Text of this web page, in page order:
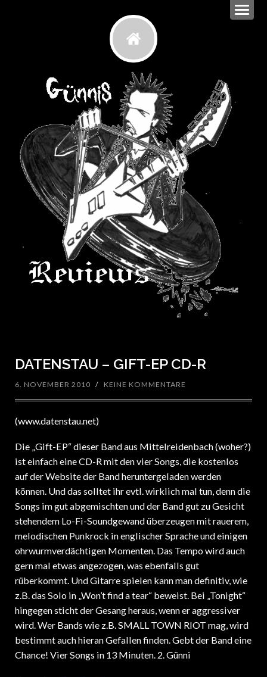
DATENSTAU – GIFT-EP CD-R
6. NOVEMBER 2010 / KEINE KOMMENTARE
(www.datenstau.net)
Die „Gift-EP“ dieser Band aus Mittelreidenbach (woher?)
ist einfach eine CD-R mit den vier Songs, die kostenlos
auf der Website der Band heruntergeladen werden
können. Und das solltet ihr evtl. wirklich mal tun, denn die
Songs im gut abgemischten und der Band gut zu Gesicht
stehendem Lo-Fi-Soundgewand überzeugen mit rauerem,
melodischen Punkrock in englischer Sprache und einigen
ohrwurmverdächtigen Momenten. Das Tempo wird auch
gern mal etwas angezogen, was ebenfalls gut
rüberkommt. Und Gitarre spielen kann man definitiv, wie
z.B. das Solo in „Won’t find a tear“ beweist. Bei „Tonight“
hingegen sticht der Gesang heraus, wenn er aggressiver
wird. Wer Bands wie z.B. SMALL TOWN RIOT mag, wird
bestimmt auch hieran Gefallen finden. Gebt der Band eine
Chance! Vier Songs in 13 Minuten. 2. Günni